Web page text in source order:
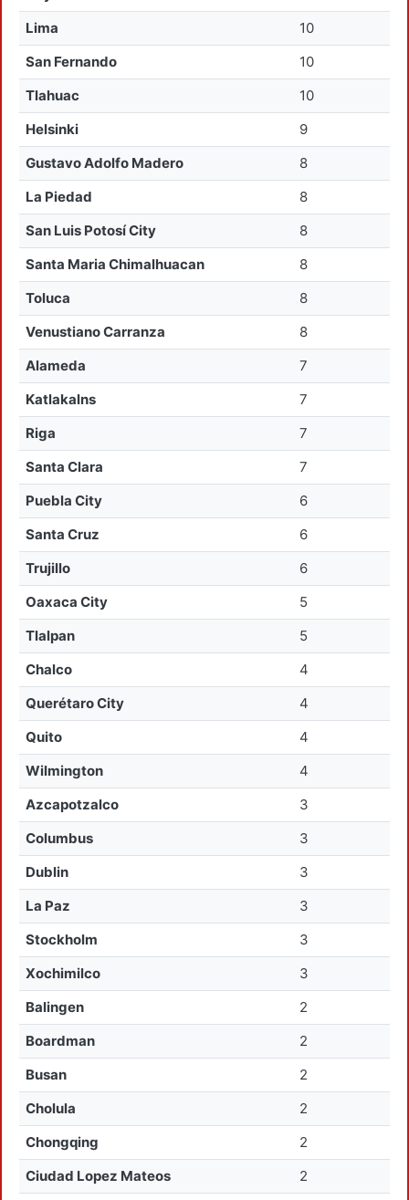
Lima
10
San Fernando
10
Tlahuac
10
Helsinki
9
Gustavo Adolfo Madero
8
La Piedad
8
San Luis Potosí City
8
Santa Maria Chimalhuacan
8
Toluca
8
Venustiano Carranza
8
Alameda
7
Katlakalns
7
Riga
7
Santa Clara
7
Puebla City
6
Santa Cruz
6
Trujillo
6
Oaxaca City
5
Tlalpan
5
Chalco
4
Querétaro City
4
Quito
4
Wilmington
4
Azcapotzalco
3
Columbus
3
Dublin
3
La Paz
3
Stockholm
3
Xochimilco
3
Balingen
2
Boardman
2
Busan
2
Cholula
2
Chongqing
2
Ciudad Lopez Mateos
2